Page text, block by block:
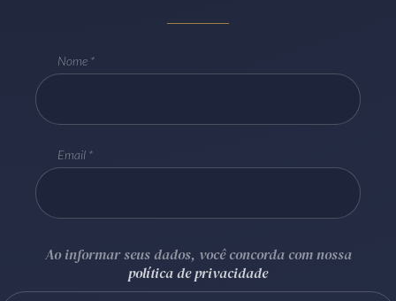
Curitiba/PR CEP
Nome
Email
Ao informar seus dados, você concorda com nossa
política de privacidade